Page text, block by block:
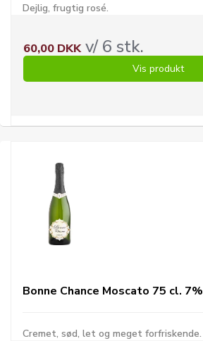
Dejlig, frugtig rosé.
60,00 DKKv/ 6 stk.
Vis produkt
Bonne Chance Moscato 75 cl. 7%
Cremet, sød, let og meget forfriskende.